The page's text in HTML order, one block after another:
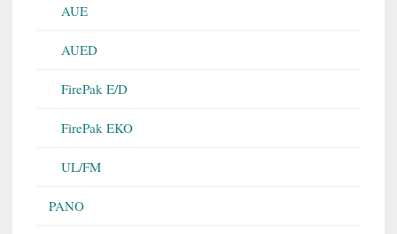
AUE
AUED
FirePak E/D
FirePak EKO
UL/FM
PANO